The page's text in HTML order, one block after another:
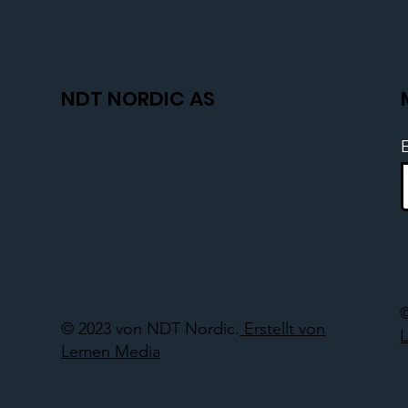
NDT NORDIC AS
© 2023 von NDT Nordic. Erstellt von
Lemen Media